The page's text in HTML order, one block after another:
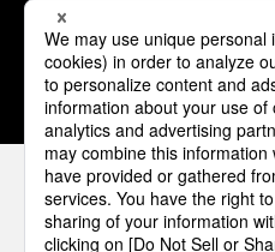
2 3 4
パナソニックの電気